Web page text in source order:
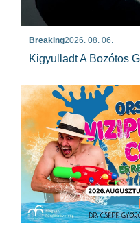
Breaking2026. 08. 06.
Kigyulladt A Bozótos